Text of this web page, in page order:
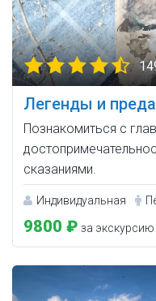
Легенды и
Познакомиться с
сказаниями.
Индивидуальная
9800 ₽ за экскурсию